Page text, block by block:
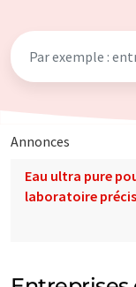
Annonces
Eau ultra pure
laboratoire